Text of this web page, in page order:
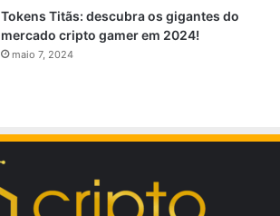
Tokens Titãs: descubra os gigantes do
mercado cripto gamer em 2024!
maio 7, 2024